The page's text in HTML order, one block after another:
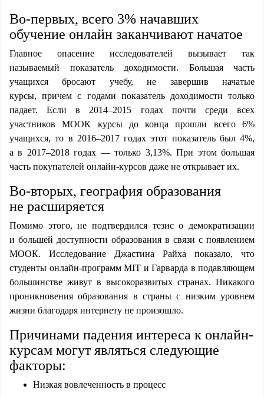
Во-первых, всего 3% начавших
обучение онлайн заканчивают начатое
Главное опасение исследователей вызывает так
называемый показатель доходимости. Большая часть
учащихся бросают учебу, не завершив начатые
курсы, причем с годами показатель доходимости только
падает. Если в 2014–2015 годах почти среди всех
участников MOOК курсы до конца прошли всего 6%
учащихся, то в 2016–2017 годах этот показатель был 4%,
а в 2017–2018 годах — только 3,13%. При этом большая
часть покупателей онлайн-курсов даже не открывает их.
Во-вторых, география образования
не расширяется
Помимо этого, не подтвердился тезис о демократизации
и большей доступности образования в связи с появлением
MOOК. Исследование Джастина Райха показало, что
студенты онлайн-программ MIT и Гарварда в подавляющем
большинстве живут в высокоразвитых странах. Никакого
проникновения образования в страны с низким уровнем
жизни благодаря интернету не произошло.
Причинами падения интереса к онлайн-
курсам могут являться следующие
факторы:
Низкая вовлеченность в процесс